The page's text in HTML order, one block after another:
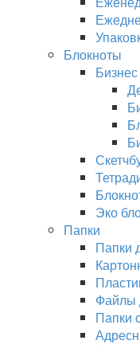
Блокноты
Эко
Папки
Папки
Файлы
Папки